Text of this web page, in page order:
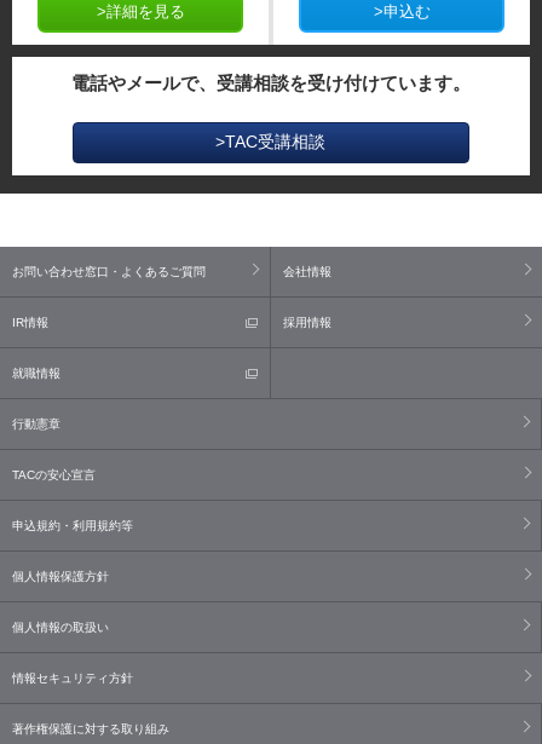
>詳細を見る >申込む
電話やメールで、受講相談を受け付けています。
>TAC受講相談
お問い合わせ窓口・よくあるご質問 会社情報
IR情報 採用情報
就職情報
行動憲章
TACの安心宣言
申込規約・利用規約等
個人情報保護方針
個人情報の取扱い
情報セキュリティ方針
著作権保護に対する取り組み